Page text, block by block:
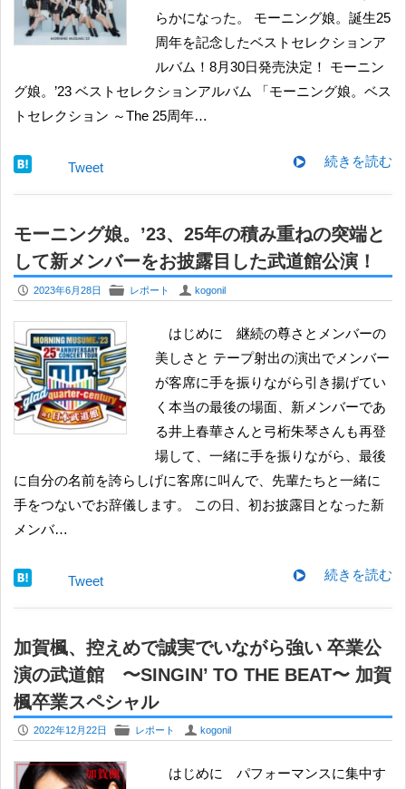
らかになった。 モーニング娘。誕生25
周年を記念したベストセレクションア
ルバム！8月30日発売決定！ モーニン
グ娘。’23 ベストセレクションアルバム 「モーニング娘。ベス
トセレクション ～The 25周年…
続きを読む
Tweet
モーニング娘。’23、25年の積み重ねの突端と
して新メンバーをお披露目した武道館公演！
P 2023年6月28日 F レポート U kogonil
はじめに 継続の尊さとメンバーの
美しさと テープ射出の演出でメンバー
が客席に手を振りながら引き揚げてい
く本当の最後の場面、新メンバーであ
る井上春華さんと弓桁朱琴さんも再登
場して、一緒に手を振りながら、最後
に自分の名前を誇らしげに客席に叫んで、先輩たちと一緒に
手をつないでお辞儀します。 この日、初お披露目となった新
メンバ…
続きを読む
Tweet
加賀楓、控えめで誠実でいながら強い 卒業公
演の武道館 〜SINGIN’ TO THE BEAT〜 加賀
楓卒業スペシャル
P 2022年12月22日 F レポート U kogonil
はじめに パフォーマンスに集中す